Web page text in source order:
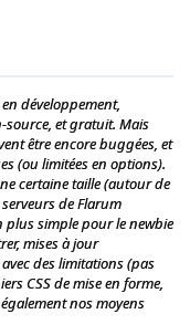
développement,
et gratuit. Mais
être encore buggées, et
(ou limitées en options).
certaine taille (autour de
de Flarum
simple pour le newbie
mises à jour
des limitations (pas
CSS de mise en forme,
nos moyens